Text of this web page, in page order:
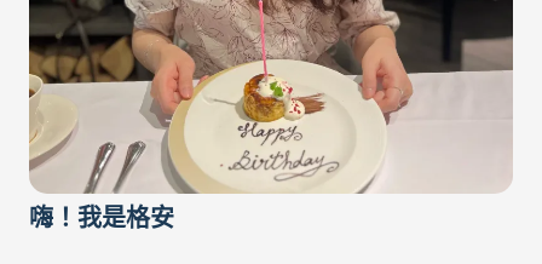
名
片」
與
主
場」？
嗨！我是格安